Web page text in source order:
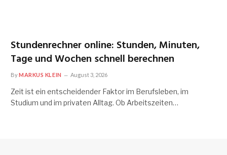
Stundenrechner online: Stunden, Minuten,
Tage und Wochen schnell berechnen
ByMARKUS KLEIN August 3, 2026
Zeit ist ein entscheidender Faktor im Berufsleben, im
Studium und im privaten Alltag. Ob Arbeitszeiten…